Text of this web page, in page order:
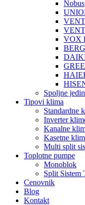
Nobus
VOX
Spoljne
Tipovi klima
Standardne
Inverter
Kanalne
Kasetne
Multi split
Toplotne pumpe
Monoblok
Split Sistem
Cenovnik
Blog
Kontakt